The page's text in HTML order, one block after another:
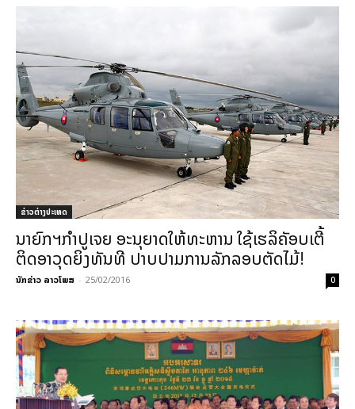
ຂ່າວຕ່າງປະເທດ
ນາຍົກຯກຳປູເຈຍ ອະນຸຍາດໃຫ້ທະຫານ ໃຊ້ເຮລິຄັອບເຕີ້
ຕິດອາວຸດຍິງທັນທີ ປາບປາມການລັກລອບຕັດໄມ້!
ນັກຂ່າວ ລາວໂພສ - 25/02/2016 0